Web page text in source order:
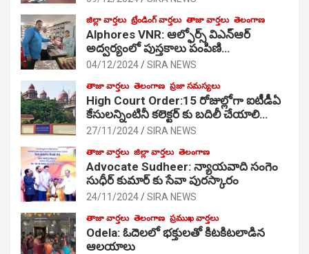
జిల్లా వార్తలు ట్రేండింగ్ వార్తలు తాజా వార్తలు తెలంగాణ
Alphores VNR: ఆల్ఫోర్స్ విఎన్ఆర్
అద్వర్యంలో పుస్తకాలు పంపిణి…
04/12/2024 SIRA NEWS
తాజా వార్తలు తెలంగాణ ప్రజా సమస్యలు
High Court Order:15 రోజుల్లోగా ఐటీడీఏ
కేసులన్నింటినీ కలెక్టర్ కు బదిలీ చేయాలి…
27/11/2024 SIRA NEWS
తాజా వార్తలు జిల్లా వార్తలు తెలంగాణ
Advocate Sudheer: న్యాయవాది సంగెం
సుధీర్ కుమార్ కు సేవా పురస్కారం
24/11/2024 SIRA NEWS
తాజా వార్తలు తెలంగాణ ప్రముఖ వార్తలు
Odela: ఓదెల‌లో భక్తులతో కిటకిటలాడిన
ఆల‌యాలు